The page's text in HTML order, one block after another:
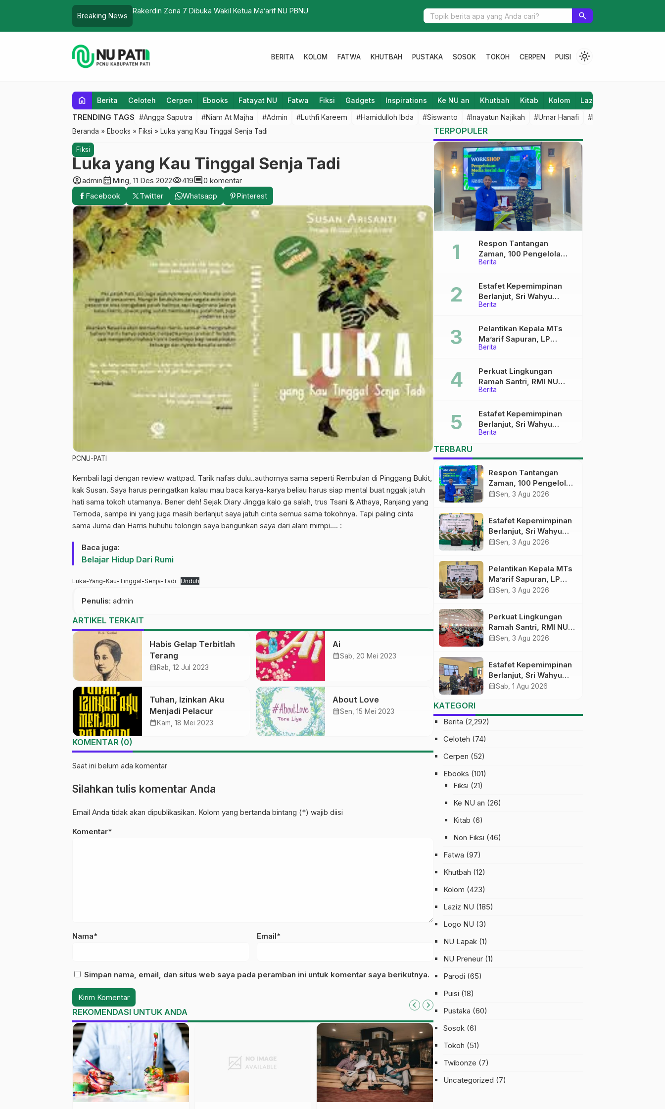
Breaking News
Rakerdin Zona 7 Dibuka Wakil Ketua Ma’arif NU PBNU Ramadan: Saatnya Pindah Rumah search
BERITA KOLOM FATWA KHUTBAH PUSTAKA SOSOK TOKOH CERPEN PUISI light_mode
home Berita Celoteh Cerpen Ebooks Fatayat NU Fatwa Fiksi Gadgets Inspirations Ke NU an Khutbah Kitab Kolom Laziz NU
TRENDING TAGS #Angga Saputra #Niam At Majha #Admin #Luthfi Kareem #Hamidulloh Ibda #Siswanto #Inayatun Najikah #Umar Hanafi #M Iqbal Dawami
Beranda » Ebooks » Fiksi » Luka yang Kau Tinggal Senja Tadi
Fiksi
Luka yang Kau Tinggal Senja Tadi
account_circleadmincalendar_month Ming, 11 Des 2022visibility419comment0 komentar
Facebook
Twitter Whatsapp Pinterest
PCNU-PATI
Kembali lagi dengan review wattpad. Tarik nafas dulu..authornya sama seperti Rembulan di Pinggang Bukit,
kak Susan. Saya harus peringatkan kalau mau baca karya-karya beliau harus siap mental buat nggak jatuh
hati sama tokoh utamanya. Bener deh! Sejak Diary Jingga kalo ga salah, trus Tsani & Athaya, Ranjang yang
Ternoda, sampe ini yang juga masih berlanjut saya jatuh cinta semua sama tokohnya. Tapi paling cinta
sama Juma dan Harris huhuhu tolongin saya bangunkan saya dari alam mimpi…. :
Baca juga:
Belajar Hidup Dari Rumi
Luka-Yang-Kau-Tinggal-Senja-Tadi Unduh
Penulis: admin
ARTIKEL TERKAIT
Habis Gelap Terbitlah
Terang
calendar_month Rab, 12 Jul 2023
Ai
calendar_monthSab, 20 Mei 2023
Tuhan, Izinkan Aku
Menjadi Pelacur
calendar_month Kam, 18 Mei 2023
About Love
calendar_monthSen, 15 Mei 2023
KOMENTAR (0)
Saat ini belum ada komentar
Silahkan tulis komentar Anda
Email Anda tidak akan dipublikasikan. Kolom yang bertanda bintang (*) wajib diisi
Komentar*
Nama* Email*
Simpan nama, email, dan situs web saya pada peramban ini untuk komentar saya berikutnya.
REKOMENDASI UNTUK ANDA
TERPOPULER
Berita
Respon Tantangan
Zaman, 100 Pengelola
Medsos Sekolah Ma’arif
Pelatihan Literasi Digital
Berita
Estafet Kepemimpinan
Berlanjut, Sri Wahyu
Susilowati Resmi Pimpin
Berita
Pelantikan Kepala MTs
Ma’arif Sapuran, LP
Ma’arif NU Wonosobo
Kepemimpinan Nahdliyah
Berita
Perkuat Lingkungan
Ramah Santri, RMI NU
Gelar ‘Sambang
Berita
Estafet Kepemimpinan
Berlanjut, Sri Wahyu
Susilowati Resmi Pimpin
TERBARU
Respon Tantangan
Zaman, 100 Pengelola
Medsos Sekolah
Digital
calendar_monthSen, 3 Agu 2026
Estafet Kepemimpinan
Berlanjut, Sri Wahyu
Susilowati Resmi
calendar_monthSen, 3 Agu 2026
Pelantikan Kepala MTs
Ma’arif Sapuran, LP
Ma’arif NU Wonosobo
Kepemimpinan
Nahdliyah
calendar_monthSen, 3 Agu 2026
Perkuat Lingkungan
Ramah Santri, RMI NU
Gelar ‘Sambang
calendar_monthSen, 3 Agu 2026
Estafet Kepemimpinan
Berlanjut, Sri Wahyu
Susilowati Resmi
calendar_monthSab, 1 Agu 2026
KATEGORI
Berita (2,292)
Celoteh (74)
Cerpen (52)
Ebooks (101)
Fiksi (21)
Ke NU an (26)
Kitab (6)
Non Fiksi (46)
Fatwa (97)
Khutbah (12)
Kolom (423)
Laziz NU (185)
Logo NU (3)
NU Lapak (1)
NU Preneur (1)
Parodi (65)
Puisi (18)
Pustaka (60)
Sosok (6)
Tokoh (51)
Twibonze (7)
Uncategorized (7)